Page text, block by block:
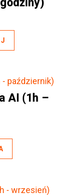
AI (1h –